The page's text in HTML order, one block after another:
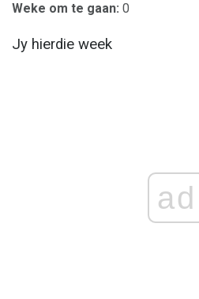
Weke om te gaan: 0
Jy hierdie week
ad